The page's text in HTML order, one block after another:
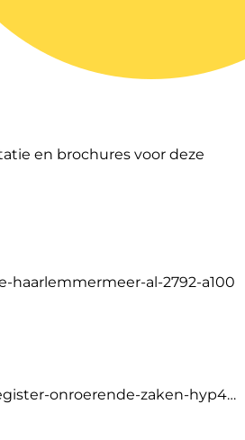
en brochures voor deze
haarlemmermeer-al-2792-a100
Afschrift-openbaar-register-onroerende-zaken-hyp4-79820-93